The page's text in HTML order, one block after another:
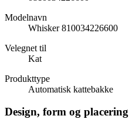
Modelnavn
Whisker 810034226600
Velegnet til
Kat
Produkttype
Automatisk kattebakke
Design, form og placering